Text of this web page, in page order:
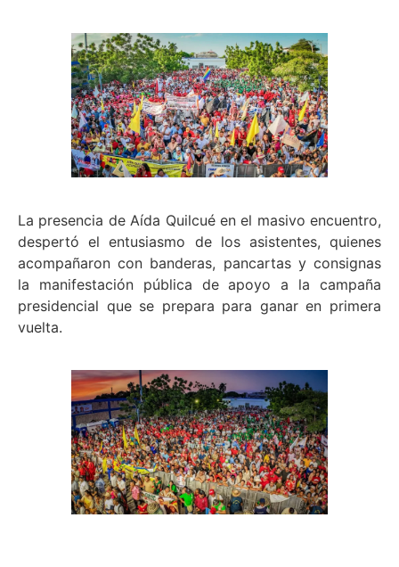
La presencia de Aída Quilcué en el masivo encuentro,
despertó el entusiasmo de los asistentes, quienes
acompañaron con banderas, pancartas y consignas
la manifestación pública de apoyo a la campaña
presidencial que se prepara para ganar en primera
vuelta.